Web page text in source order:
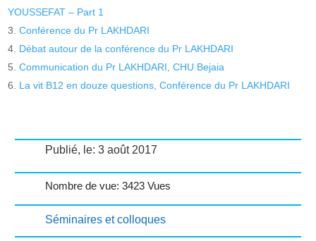
YOUSSEFAT – Part 1
Conférence du Pr LAKHDARI
Débat autour de la conférence du Pr LAKHDARI
Communication du Pr LAKHDARI, CHU Bejaia
La vit B12 en douze questions, Conférence du Pr LAKHDARI
Publié, le: 3 août 2017
Nombre de vue: 3423 Vues
Séminaires et colloques